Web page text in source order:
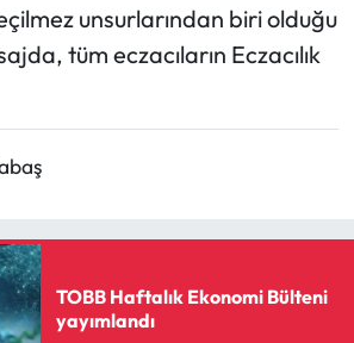
unsurlarından biri olduğu
tüm eczacıların Eczacılık
TOBB Haftalık Ekonomi Bülteni
yayımlandı